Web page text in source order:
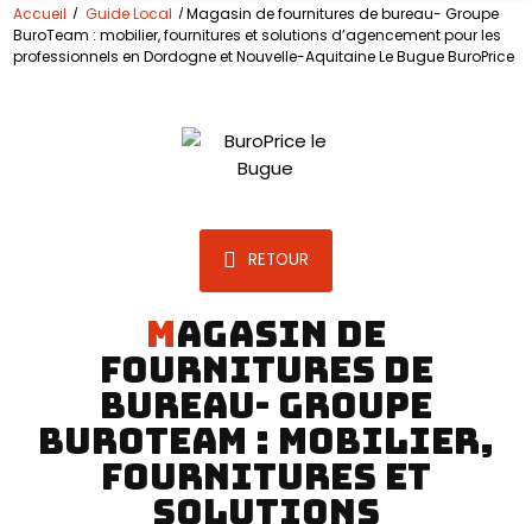
Accueil Guide Local
Magasin de fournitures de bureau- Groupe
BuroTeam : mobilier, fournitures et solutions d’agencement pour les
professionnels en Dordogne et Nouvelle-Aquitaine Le Bugue BuroPrice
RETOUR
Magasin de
fournitures de
bureau- Groupe
BuroTeam : mobilier,
fournitures et
solutions